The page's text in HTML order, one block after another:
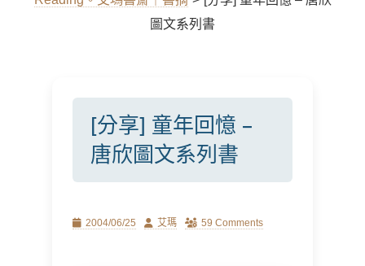
圖文系列書
[分享] 童年回憶 –
唐欣圖文系列書
Posted
2004/06/25 Author
艾瑪 59 Comments